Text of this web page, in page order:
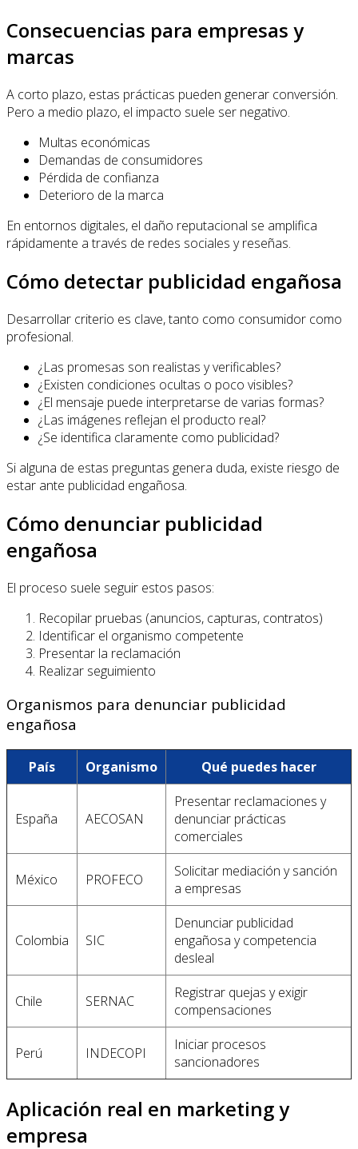
Consecuencias para empresas y
marcas
A corto plazo, estas prácticas pueden generar conversión.
Pero a medio plazo, el impacto suele ser negativo.
Multas económicas
Demandas de consumidores
Pérdida de confianza
Deterioro de la marca
En entornos digitales, el daño reputacional se amplifica
rápidamente a través de redes sociales y reseñas.
Cómo detectar publicidad engañosa
Desarrollar criterio es clave, tanto como consumidor como
profesional.
¿Las promesas son realistas y verificables?
¿Existen condiciones ocultas o poco visibles?
¿El mensaje puede interpretarse de varias formas?
¿Las imágenes reflejan el producto real?
¿Se identifica claramente como publicidad?
Si alguna de estas preguntas genera duda, existe riesgo de
estar ante publicidad engañosa.
Cómo denunciar publicidad
engañosa
El proceso suele seguir estos pasos:
Recopilar pruebas (anuncios, capturas, contratos)
Identificar el organismo competente
Presentar la reclamación
Realizar seguimiento
Organismos para denunciar publicidad
engañosa
País Organismo Qué puedes hacer
España AECOSAN
Presentar reclamaciones y
denunciar prácticas
comerciales
México PROFECO
Solicitar mediación y sanción
a empresas
Colombia SIC
Denunciar publicidad
engañosa y competencia
desleal
Chile SERNAC
Registrar quejas y exigir
compensaciones
Perú INDECOPI
Iniciar procesos
sancionadores
Aplicación real en marketing y
empresa